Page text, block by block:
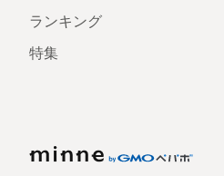
ランキング
特集